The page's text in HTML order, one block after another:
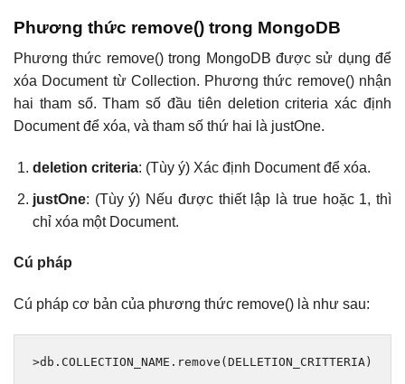
Phương thức remove() trong MongoDB
Phương thức remove() trong MongoDB được sử dụng để
xóa Document từ Collection. Phương thức remove() nhận
hai tham số. Tham số đầu tiên deletion criteria xác định
Document để xóa, và tham số thứ hai là justOne.
deletion criteria: (Tùy ý) Xác định Document để xóa.
justOne: (Tùy ý) Nếu được thiết lập là true hoặc 1, thì
chỉ xóa một Document.
Cú pháp
Cú pháp cơ bản của phương thức remove() là như sau:
>db . COLLECTION_NAME . remove ( DELLETION_CRITTERIA )